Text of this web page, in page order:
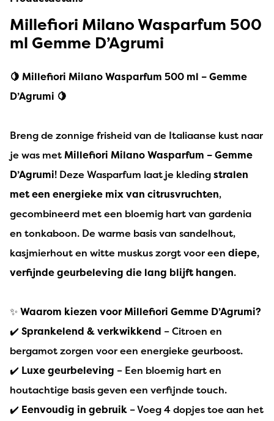
Millefiori Milano Wasparfum 500
ml Gemme D’Agrumi
🍋 Millefiori Milano Wasparfum 500 ml – Gemme
D’Agrumi 🍋
Breng de zonnige frisheid van de Italiaanse kust naar
je was metMillefiori Milano Wasparfum – Gemme
D’Agrumi! Deze Wasparfum laat je kledingstralen
met een energieke mix van citrusvruchten,
gecombineerd met een bloemig hart van gardenia
en tonkaboon. De warme basis van sandelhout,
kasjmierhout en witte muskus zorgt voor een diepe,
verfijnde geurbeleving die lang blijft hangen.
✨ Waarom kiezen voor Millefiori Gemme D’Agrumi?
✔️ Sprankelend & verkwikkend – Citroen en
bergamot zorgen voor een energieke geurboost.
✔️ Luxe geurbeleving – Een bloemig hart en
houtachtige basis geven een verfijnde touch.
✔️ Eenvoudig in gebruik – Voeg 4 dopjes toe aan het